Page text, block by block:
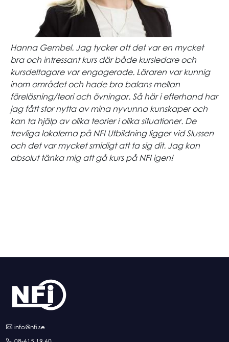
Hanna Gembel. Jag tycker att det var en mycket
bra och intressant kurs där både kursledare och
kursdeltagare var engagerade. Läraren var kunnig
inom området och hade bra balans mellan
föreläsning/teori och övningar. Så här i efterhand har
jag fått stor nytta av mina nyvunna kunskaper och
kan ta hjälp av olika teorier i olika situationer. De
trevliga lokalerna på NFI Utbildning ligger vid Slussen
och det var mycket smidigt att ta sig dit. Jag kan
absolut tänka mig att gå kurs på NFI igen!
info@nfi.se